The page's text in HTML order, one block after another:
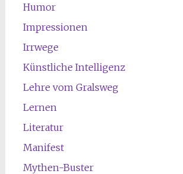
Humor
Impressionen
Irrwege
Künstliche Intelligenz
Lehre vom Gralsweg
Lernen
Literatur
Manifest
Mythen-Buster